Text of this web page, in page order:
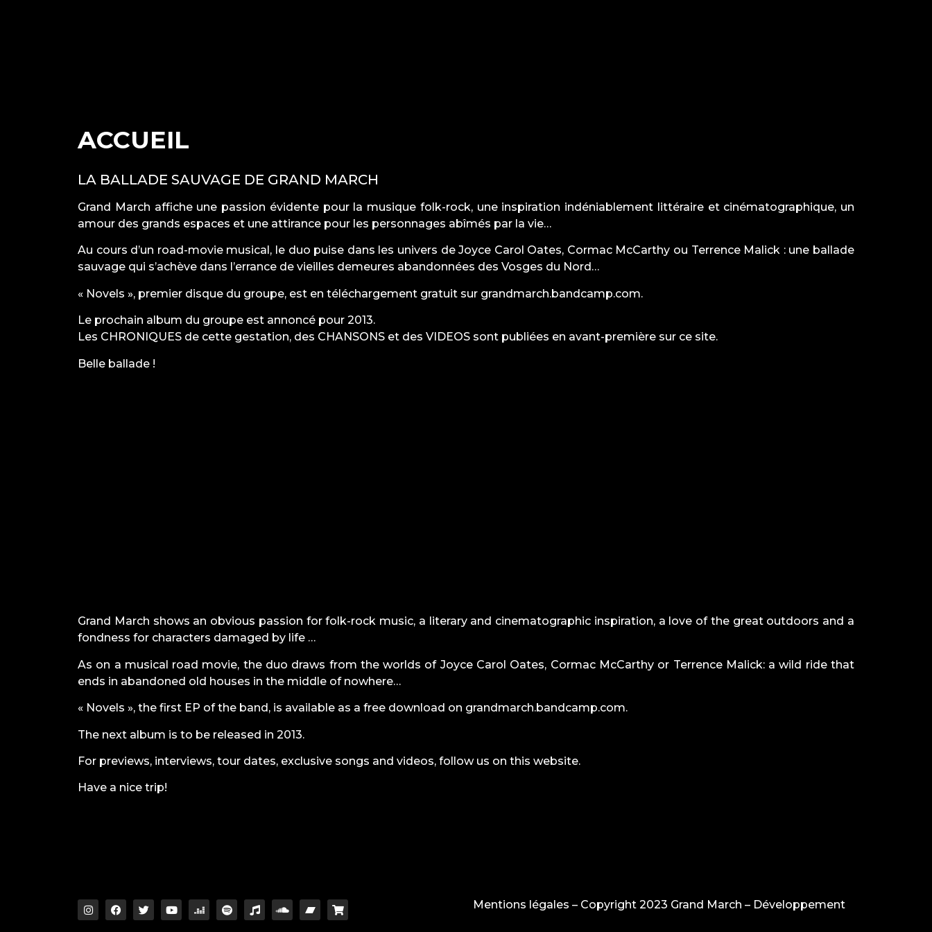
ACCUEIL
LA BALLADE SAUVAGE DE GRAND MARCH
Grand March affiche une passion évidente pour la musique folk-rock, une inspiration indéniablement littéraire et cinématographique, un
amour des grands espaces et une attirance pour les personnages abîmés par la vie…
Au cours d’un road-movie musical, le duo puise dans les univers de Joyce Carol Oates, Cormac McCarthy ou Terrence Malick : une ballade
sauvage qui s’achève dans l’errance de vieilles demeures abandonnées des Vosges du Nord…
« Novels », premier disque du groupe, est en téléchargement gratuit sur grandmarch.bandcamp.com.
Le prochain album du groupe est annoncé pour 2013.
Les CHRONIQUES de cette gestation, des CHANSONS et des VIDEOS sont publiées en avant-première sur ce site.
Belle ballade !
Grand March shows an obvious passion for folk-rock music, a literary and cinematographic inspiration, a love of the great outdoors and a
fondness for characters damaged by life …
As on a musical road movie, the duo draws from the worlds of Joyce Carol Oates, Cormac McCarthy or Terrence Malick: a wild ride that
ends in abandoned old houses in the middle of nowhere…
« Novels », the first EP of the band, is available as a free download on grandmarch.bandcamp.com.
The next album is to be released in 2013.
For previews, interviews, tour dates, exclusive songs and videos, follow us on this website.
Have a nice trip!
Mentions légales – Copyright 2023 Grand March – Développement